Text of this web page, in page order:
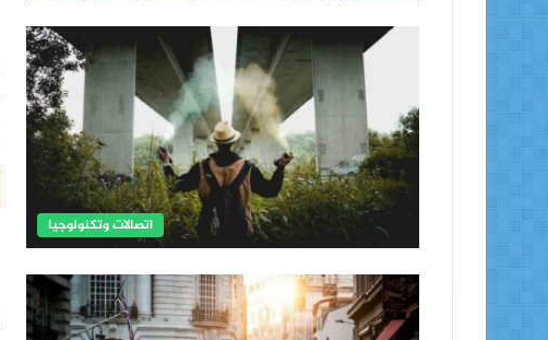
اتصالات وتكنولوجيا